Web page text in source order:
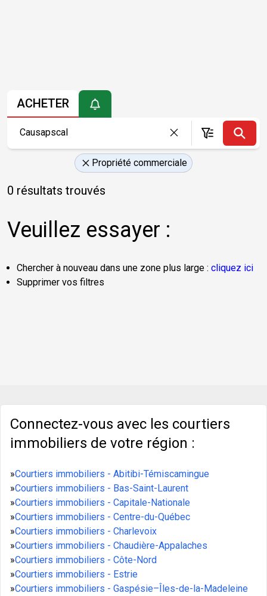
ACHETER
Propriété commerciale
0 résultats trouvés
Veuillez essayer :
Chercher à nouveau dans une zone plus large : cliquez ici
Supprimer vos filtres
Connectez-vous avec les courtiers
immobiliers de votre région :
»Courtiers immobiliers - Abitibi-Témiscamingue
»Courtiers immobiliers - Bas-Saint-Laurent
»Courtiers immobiliers - Capitale-Nationale
»Courtiers immobiliers - Centre-du-Québec
»Courtiers immobiliers - Charlevoix
»Courtiers immobiliers - Chaudière-Appalaches
»Courtiers immobiliers - Côte-Nord
»Courtiers immobiliers - Estrie
»Courtiers immobiliers - Gaspésie–Îles-de-la-Madeleine